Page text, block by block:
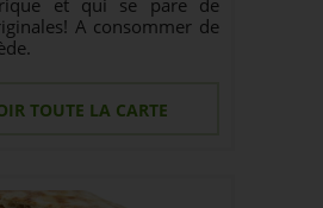
et qui se pare de
A consommer de
TOUTE LA CARTE